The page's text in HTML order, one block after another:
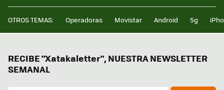
OTROS TEMAS: Operadoras Movistar Android 5g
RECIBE "Xatakaletter", NUESTRA NEWSLETTER
SEMANAL